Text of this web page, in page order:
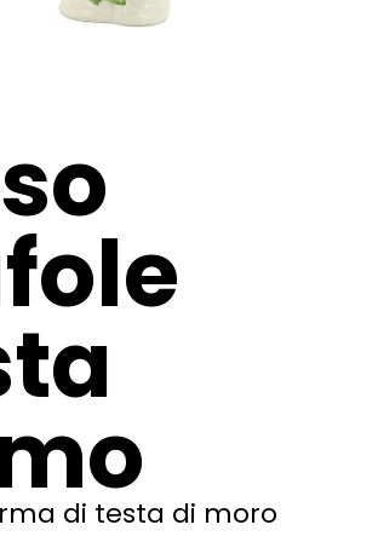
di testa di moro